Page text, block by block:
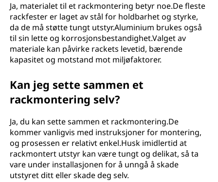
Ja, materialet til et rackmontering betyr noe.De fleste
rackfester er laget av stål for holdbarhet og styrke,
da de må støtte tungt utstyr.Aluminium brukes også
til sin lette og korrosjonsbestandighet.Valget av
materiale kan påvirke rackets levetid, bærende
kapasitet og motstand mot miljøfaktorer.
Kan jeg sette sammen et
rackmontering selv?
Ja, du kan sette sammen et rackmontering.De
kommer vanligvis med instruksjoner for montering,
og prosessen er relativt enkel.Husk imidlertid at
rackmontert utstyr kan være tungt og delikat, så ta
vare under installasjonen for å unngå å skade
utstyret ditt eller skade deg selv.